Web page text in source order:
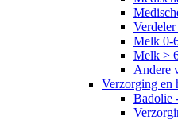
Melk 0-
Melk >
Andere
Verzorging en
Badolie